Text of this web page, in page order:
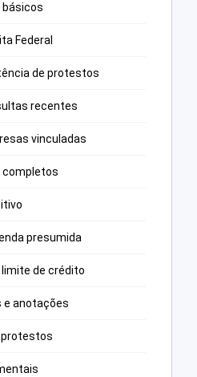
básicos
Federal
de protestos
recentes
vinculadas
completos
presumida
de crédito
e anotações
protestos